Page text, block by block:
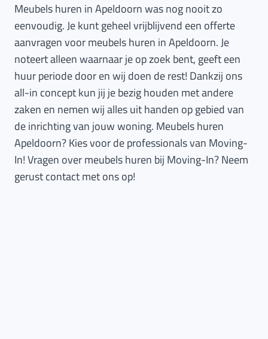
Meubels huren in Apeldoorn was nog nooit zo
eenvoudig. Je kunt geheel vrijblijvend een offerte
aanvragen voor meubels huren in Apeldoorn. Je
noteert alleen waarnaar je op zoek bent, geeft een
huur periode door en wij doen de rest! Dankzij ons
all-in concept kun jij je bezig houden met andere
zaken en nemen wij alles uit handen op gebied van
de inrichting van jouw woning. Meubels huren
Apeldoorn? Kies voor de professionals van Moving-
In! Vragen over meubels huren bij Moving-In? Neem
gerust contact met ons op!